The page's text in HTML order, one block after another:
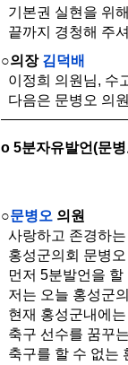
기본권 실현을 위
끝까지 경청해 주
○의장 김덕배
이정희 의원님, 수
다음은 문병오 의
o 5분자유발언(문
○문병오 의원
사랑하고 존경하
홍성군의회 문병
먼저 5분발언을
저는 오늘 홍성군
현재 홍성군내에
축구 선수를 꿈꾸
축구를 할 수 없는